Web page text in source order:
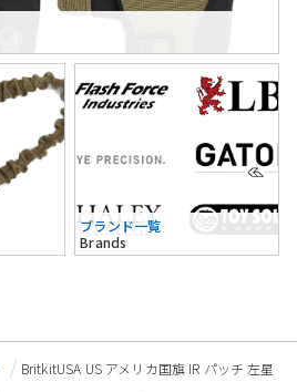
ブランド一覧
Brands
BritkitUSA US アメリカ国旗 IR パッチ 左星